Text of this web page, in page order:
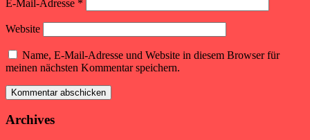
E-Mail-Adresse *
Website
Name, E-Mail-Adresse und Website in diesem Browser für
meinen nächsten Kommentar speichern.
Archives